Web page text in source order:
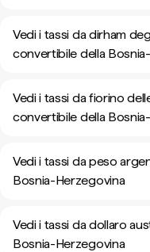
Vedi i tassi da dirham
convertibile della
Vedi i tassi da fiorino
convertibile della
Vedi i tassi da peso
Bosnia-Herzegovina
Vedi i tassi da dollaro
Bosnia-Herzegovina